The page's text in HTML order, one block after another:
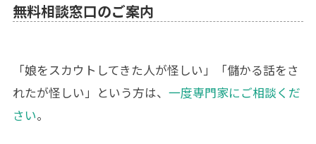
無料相談窓口のご案内
「娘をスカウトしてきた人が怪しい」「儲かる話をさ
れたが怪しい」という方は、 一度専門家にご相談くだ
さい。